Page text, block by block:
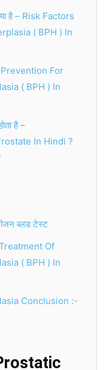
है – Risk Factors
( BPH ) In
Prevention For
( BPH ) In
है –
In Hindi ?
ब्लड टेस्ट
Treatment Of
( BPH ) In
Conclusion :-